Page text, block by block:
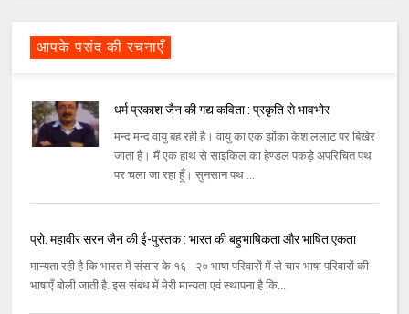
आपके पसंद की रचनाएँ
धर्म प्रकाश जैन की गद्य कविता : प्रकृति से भावभोर
मन्द मन्द वायु बह रही है। वायु का एक झोंका केश ललाट पर बिखेर
जाता है। मैं एक हाथ से साइकिल का हेण्डल पकड़े अपरिचित पथ
पर चला जा रहा हूँ। सुनसान पथ ...
प्रो. महावीर सरन जैन की ई-पुस्तक : भारत की बहुभाषिकता और भाषित एकता
मान्यता रही है कि भारत में संसार के १६ - २० भाषा परिवारों में से चार भाषा परिवारों की
भाषाएँ बोली जाती है. इस संबंध में मेरी मान्यता एवं स्थापना है कि...